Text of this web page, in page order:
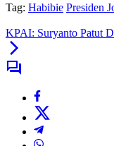
Tag: Habibie Presiden
KPAI: Suryanto Patut